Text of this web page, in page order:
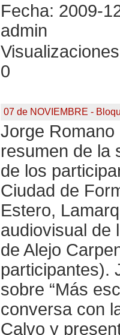
Fecha: 2009-
admin
0
07 de NOVIEMBRE -
Jorge
resumen de la
de los
Ciudad de
Estero,
audiovisual de
de Alejo
participantes).
sobre “Más
conversa con
Calvo y